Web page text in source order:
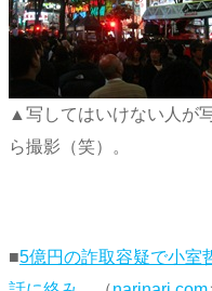
▲写してはいけない人が
ら撮影（笑）。
■5億円の詐取容疑で小室